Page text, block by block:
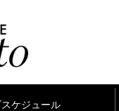
ケジュール